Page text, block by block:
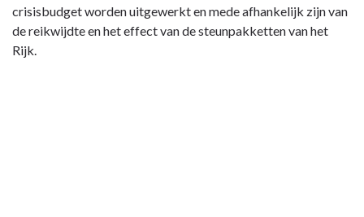
crisisbudget worden uitgewerkt en mede afhankelijk zijn van
de reikwijdte en het effect van de steunpakketten van het
Rijk.